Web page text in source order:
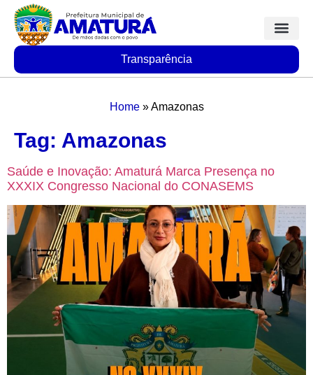
Transparência
Home»Amazonas
Tag: Amazonas
Saúde e Inovação: Amaturá Marca Presença no
XXXIX Congresso Nacional do CONASEMS